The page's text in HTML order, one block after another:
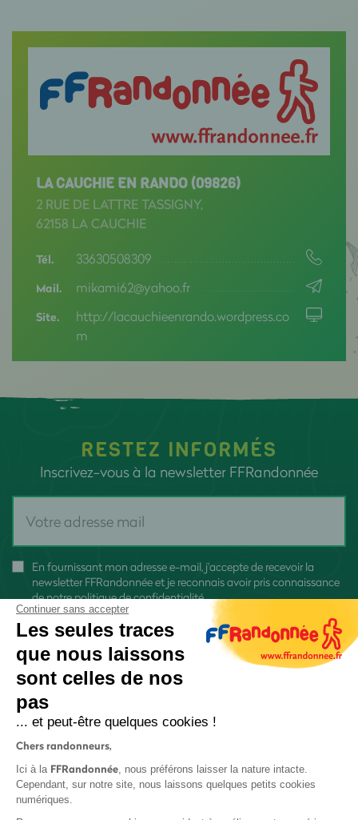
LA CAUCHIE EN RANDO (09826)
2 RUE DE LATTRE TASSIGNY,
62158 LA CAUCHIE
Tél. 33630508309
Mail. mikami62@yahoo.fr
Site.
http://lacauchieenrando.wordpress.co
m
RESTEZ INFORMÉS
Inscrivez-vous à la newsletter FFRandonnée
En fournissant mon adresse e-mail, j'accepte de recevoir la
newsletter FFRandonnée et je reconnais avoir pris connaissance
denotre politique de confidentialité
Continuer sans accepter
Les seules traces
que nous laissons
sont celles de nos
pas
... et peut-être quelques cookies !
Chers randonneurs,
Ici à la FFRandonnée, nous préférons laisser la nature intacte.
Cependant, sur notre site, nous laissons quelques petits cookies
numériques.